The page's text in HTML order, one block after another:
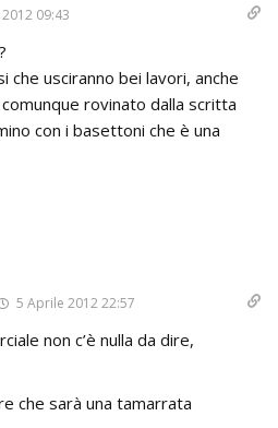
09:43
che usciranno bei lavori, anche
rovinato dalla scritta
con i basettoni che è una
5 Aprile 2012 22:57
non c’è nulla da dire,
che sarà una tamarrata